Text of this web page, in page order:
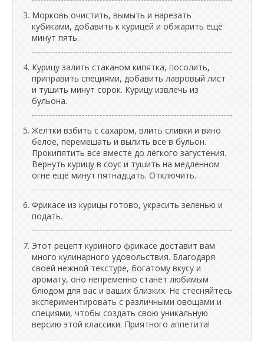
Морковь очистить, вымыть и нарезать
кубиками, добавить к курицей и обжарить ещё
минут пять.
Курицу залить стаканом кипятка, посолить,
приправить специями, добавить лавровый лист
и тушить минут сорок. Курицу извлечь из
бульона.
Желтки взбить с сахаром, влить сливки и вино
белое, перемешать и вылить все в бульон.
Прокипятить все вместе до лёгкого загустения.
Вернуть курицу в соус и тушить на медленном
огне ещё минут пятнадцать. Отключить.
Фрикасе из курицы готово, украсить зеленью и
подать.
Этот рецепт куриного фрикасе доставит вам
много кулинарного удовольствия. Благодаря
своей нежной текстуре, богатому вкусу и
аромату, оно непременно станет любимым
блюдом для вас и ваших близких. Не стесняйтесь
экспериментировать с различными овощами и
специями, чтобы создать свою уникальную
версию этой классики. Приятного аппетита!